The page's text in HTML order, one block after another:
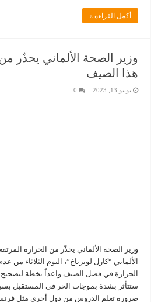
أكمل القراءة »
وزير الصحة الألماني يحذّر
هذا الصيف
يونيو 13, 2023 0
وزير الصحة الألماني يحذّر من الحرارة
الألماني “كارل لوترباخ”، اليوم الثلاثاء من
الحرارة في فصل الصيف واعداً بخطة لتصحيح
ستتأثر بشدة بموجات الحر في المستقبل
ضرورة تعلم الدروس من دول أخرى مثل